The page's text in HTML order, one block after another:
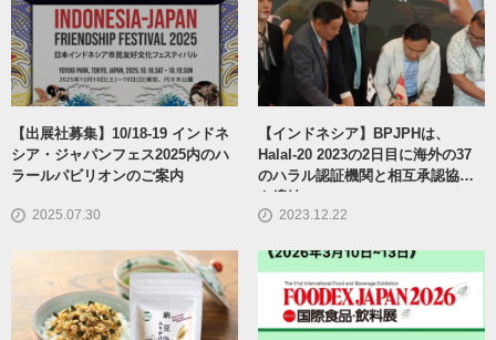
【出展社募集】10/18-19 インドネ
シア・ジャパンフェス2025内のハ
ラールパビリオンのご案内
2025.07.30
【インドネシア】BPJPHは、
Halal-20 2023の2日目に海外の37
のハラル認証機関と相互承認協定
を締結
2023.12.22